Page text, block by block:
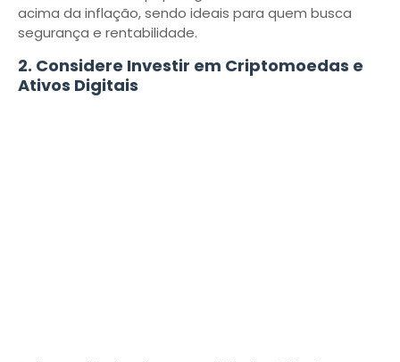
acima da inflação, sendo ideais para quem busca
segurança e rentabilidade.
2. Considere Investir em Criptomoedas e
Ativos Digitais